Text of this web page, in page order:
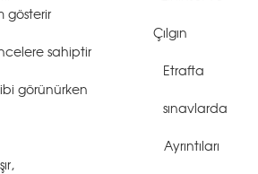
gösterir
vardır Çılgın
sahiptir
Etrafta
görünürken
Ayrıntıları